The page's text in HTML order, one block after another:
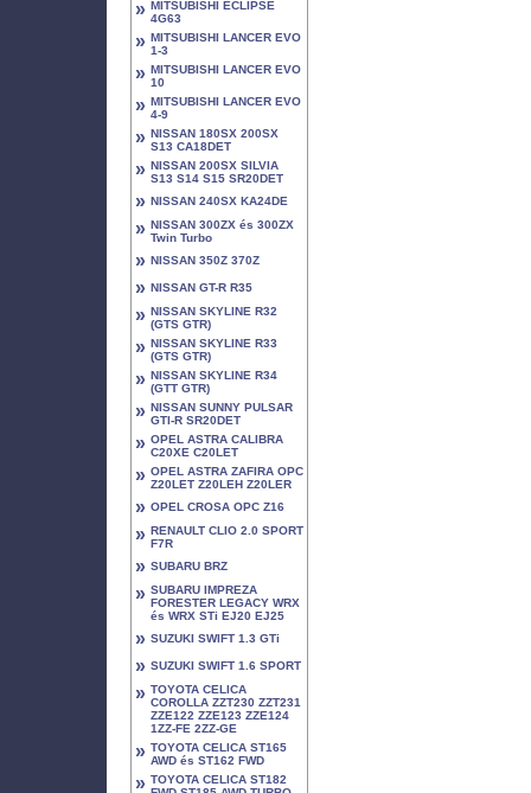
» MITSUBISHI ECLIPSE
4G63
» MITSUBISHI LANCER EVO
1-3
» MITSUBISHI LANCER EVO
10
» MITSUBISHI LANCER EVO
4-9
» NISSAN 180SX 200SX
S13 CA18DET
» NISSAN 200SX SILVIA
S13 S14 S15 SR20DET
» NISSAN 240SX KA24DE
» NISSAN 300ZX és 300ZX
Twin Turbo
» NISSAN 350Z 370Z
» NISSAN GT-R R35
» NISSAN SKYLINE R32
(GTS GTR)
» NISSAN SKYLINE R33
(GTS GTR)
» NISSAN SKYLINE R34
(GTT GTR)
» NISSAN SUNNY PULSAR
GTI-R SR20DET
» OPEL ASTRA CALIBRA
C20XE C20LET
» OPEL ASTRA ZAFIRA OPC
Z20LET Z20LEH Z20LER
» OPEL CROSA OPC Z16
» RENAULT CLIO 2.0 SPORT
F7R
» SUBARU BRZ
» SUBARU IMPREZA
FORESTER LEGACY WRX
és WRX STi EJ20 EJ25
» SUZUKI SWIFT 1.3 GTi
» SUZUKI SWIFT 1.6 SPORT
» TOYOTA CELICA
COROLLA ZZT230 ZZT231
ZZE122 ZZE123 ZZE124
1ZZ-FE 2ZZ-GE
» TOYOTA CELICA ST165
AWD és ST162 FWD
» TOYOTA CELICA ST182